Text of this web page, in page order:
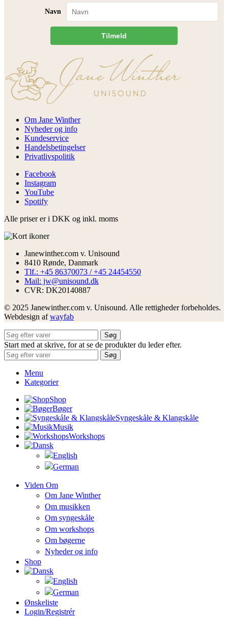
Navn
Tilmeld
Om Jane Winther
Nyheder og info
Kundeservice
Handelsbetingelser
Privatlivspolitik
Facebook
Instagram
YouTube
Spotify
Alle priser er i DKK og inkl. moms
Janewinther.com v. Unisound
8410 Rønde, Danmark
Tlf.: +45 86370073 / +45 24454550
Mail: jw@unisound.dk
CVR: DK20140887
© 2025 Janewinther.com v. Unisound. Alle rettigheder forbeholdes.
Webdesign afwayfab
Søg
Start med at skrive, for at se de produkter du leder efter.
Søg
Menu
Kategorier
Shop
Bøger
Syngeskåle & Klangskåle
Musik
Workshops
Viden Om
Om Jane Winther
Om musikken
Om syngeskåle
Om workshops
Om bøgerne
Nyheder og info
Shop
Ønskeliste
Login/registrér